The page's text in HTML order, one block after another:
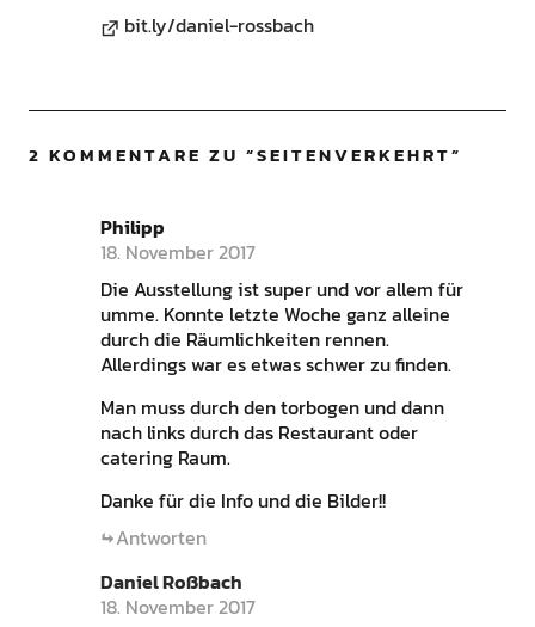
bit.ly/daniel-rossbach
2 KOMMENTARE ZU “SEITENVERKEHRT”
Philipp
18. November 2017
Die Ausstellung ist super und vor allem für
umme. Konnte letzte Woche ganz alleine
durch die Räumlichkeiten rennen.
Allerdings war es etwas schwer zu finden.
Man muss durch den torbogen und dann
nach links durch das Restaurant oder
catering Raum.
Danke für die Info und die Bilder!!
Antworten
Daniel Roßbach
18. November 2017